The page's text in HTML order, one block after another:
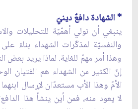
* الشهادة دافعٌ دينيّ
ينبغي أن نولي أهمّيّة للتحليلات
والنفسيّة لمذكّرات الشهداء بناءً
وهذا أمر مهمّ للغاية. لماذا يريد بعض
إنّ الكثير من الشهداء هم الفتيان
الأمّ وهذا الأب مستعدّان لإرسال
لا يعود منه، فمن أين ينشأ هذا